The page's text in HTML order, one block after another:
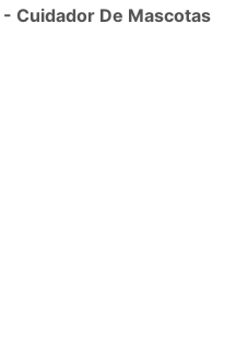
- Cuidador De Mascotas